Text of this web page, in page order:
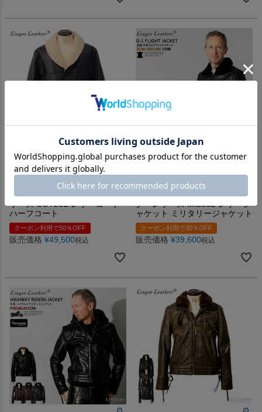
本物のムートン襟の防寒性と往年のビン
テージデザインの融合
Liugoo Leathers 本革 ボアワー
クコート メンズ リューグーレ
ザーズ COT20B レザーコート
ハーフコート
クーポン利用で50％OFF
販売価格 ¥49,500税込
ン牛革とリアルムートン！
Liugoo Leathers 本革 G-1フラ
イトジャケット メンズ リュー
グーレザーズ MIL06Z レザージ
ャケット ミリタリージャケット
クーポン利用で30％OFF
販売価格 ¥39,600税込